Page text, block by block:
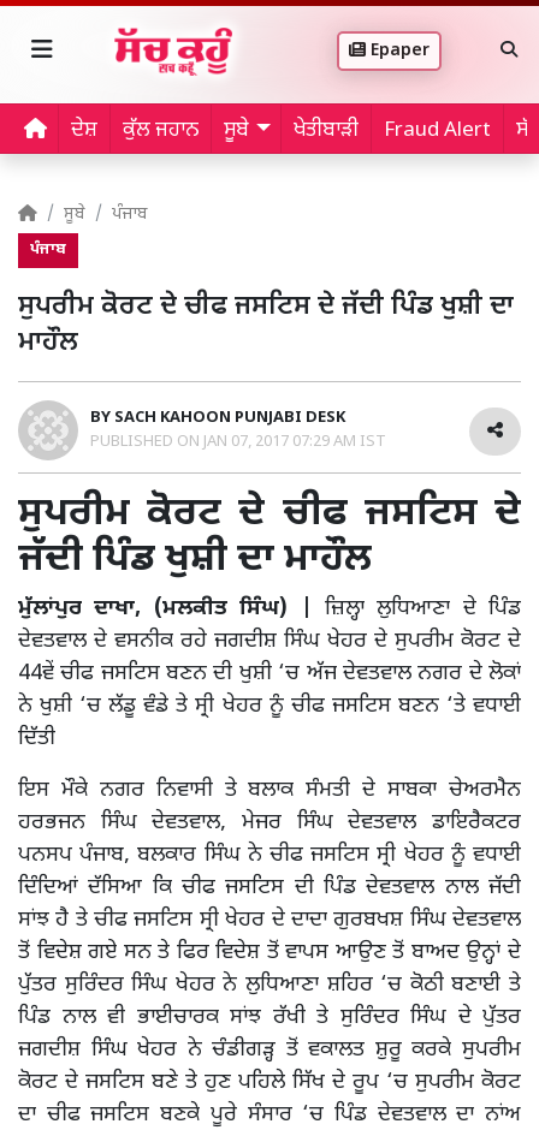
Epaper
ਦੇਸ਼ ਕੁੱਲ ਜਹਾਨ ਸੂਬੇ ਖੇਤੀਬਾੜੀ Fraud Alert
ਸੂਬੇ ਪੰਜਾਬ
ਪੰਜਾਬ
ਸੁਪਰੀਮ ਕੋਰਟ ਦੇ ਚੀਫ ਜਸਟਿਸ ਦੇ ਜੱਦੀ ਪਿੰਡ ਖੁਸ਼ੀ ਦਾ
ਮਾਹੌਲ
BY SACH KAHOON PUNJABI DESK
PUBLISHED ON JAN 07, 2017 07:29 AM IST
ਸੁਪਰੀਮ ਕੋਰਟ ਦੇ ਚੀਫ ਜਸਟਿਸ ਦੇ
ਜੱਦੀ ਪਿੰਡ ਖੁਸ਼ੀ ਦਾ ਮਾਹੌਲ
ਮੁੱਲਾਂਪੁਰ ਦਾਖਾ, (ਮਲਕੀਤ ਸਿੰਘ) | ਜ਼ਿਲ੍ਹਾ ਲੁਧਿਆਣਾ ਦੇ ਪਿੰਡ
ਦੇਵਤਵਾਲ ਦੇ ਵਸਨੀਕ ਰਹੇ ਜਗਦੀਸ਼ ਸਿੰਘ ਖੇਹਰ ਦੇ ਸੁਪਰੀਮ ਕੋਰਟ ਦੇ
44ਵੇਂ ਚੀਫ ਜਸਟਿਸ ਬਣਨ ਦੀ ਖੁਸ਼ੀ ‘ਚ ਅੱਜ ਦੇਵਤਵਾਲ ਨਗਰ ਦੇ ਲੋਕਾਂ
ਨੇ ਖੁਸ਼ੀ ‘ਚ ਲੱਡੂ ਵੰਡੇ ਤੇ ਸ੍ਰੀ ਖੇਹਰ ਨੂੰ ਚੀਫ ਜਸਟਿਸ ਬਣਨ ‘ਤੇ ਵਧਾਈ
ਦਿੱਤੀ
ਇਸ ਮੌਕੇ ਨਗਰ ਨਿਵਾਸੀ ਤੇ ਬਲਾਕ ਸੰਮਤੀ ਦੇ ਸਾਬਕਾ ਚੇਅਰਮੈਨ
ਹਰਭਜਨ ਸਿੰਘ ਦੇਵਤਵਾਲ, ਮੇਜਰ ਸਿੰਘ ਦੇਵਤਵਾਲ ਡਾਇਰੈਕਟਰ
ਪਨਸਪ ਪੰਜਾਬ, ਬਲਕਾਰ ਸਿੰਘ ਨੇ ਚੀਫ ਜਸਟਿਸ ਸ੍ਰੀ ਖੇਹਰ ਨੂੰ ਵਧਾਈ
ਦਿੰਦਿਆਂ ਦੱਸਿਆ ਕਿ ਚੀਫ ਜਸਟਿਸ ਦੀ ਪਿੰਡ ਦੇਵਤਵਾਲ ਨਾਲ ਜੱਦੀ
ਸਾਂਝ ਹੈ ਤੇ ਚੀਫ ਜਸਟਿਸ ਸ੍ਰੀ ਖੇਹਰ ਦੇ ਦਾਦਾ ਗੁਰਬਖਸ਼ ਸਿੰਘ ਦੇਵਤਵਾਲ
ਤੋਂ ਵਿਦੇਸ਼ ਗਏ ਸਨ ਤੇ ਫਿਰ ਵਿਦੇਸ਼ ਤੋਂ ਵਾਪਸ ਆਉਣ ਤੋਂ ਬਾਅਦ ਉਨ੍ਹਾਂ ਦੇ
ਪੁੱਤਰ ਸੁਰਿੰਦਰ ਸਿੰਘ ਖੇਹਰ ਨੇ ਲੁਧਿਆਣਾ ਸ਼ਹਿਰ ‘ਚ ਕੋਠੀ ਬਣਾਈ ਤੇ
ਪਿੰਡ ਨਾਲ ਵੀ ਭਾਈਚਾਰਕ ਸਾਂਝ ਰੱਖੀ ਤੇ ਸੁਰਿੰਦਰ ਸਿੰਘ ਦੇ ਪੁੱਤਰ
ਜਗਦੀਸ਼ ਸਿੰਘ ਖੇਹਰ ਨੇ ਚੰਡੀਗੜ੍ਹ ਤੋਂ ਵਕਾਲਤ ਸ਼ੁਰੂ ਕਰਕੇ ਸੁਪਰੀਮ
ਕੋਰਟ ਦੇ ਜਸਟਿਸ ਬਣੇ ਤੇ ਹੁਣ ਪਹਿਲੇ ਸਿੱਖ ਦੇ ਰੂਪ ‘ਚ ਸੁਪਰੀਮ ਕੋਰਟ
ਦਾ ਚੀਫ ਜਸਟਿਸ ਬਣਕੇ ਪੂਰੇ ਸੰਸਾਰ ‘ਚ ਪਿੰਡ ਦੇਵਤਵਾਲ ਦਾ ਨਾਂਅ